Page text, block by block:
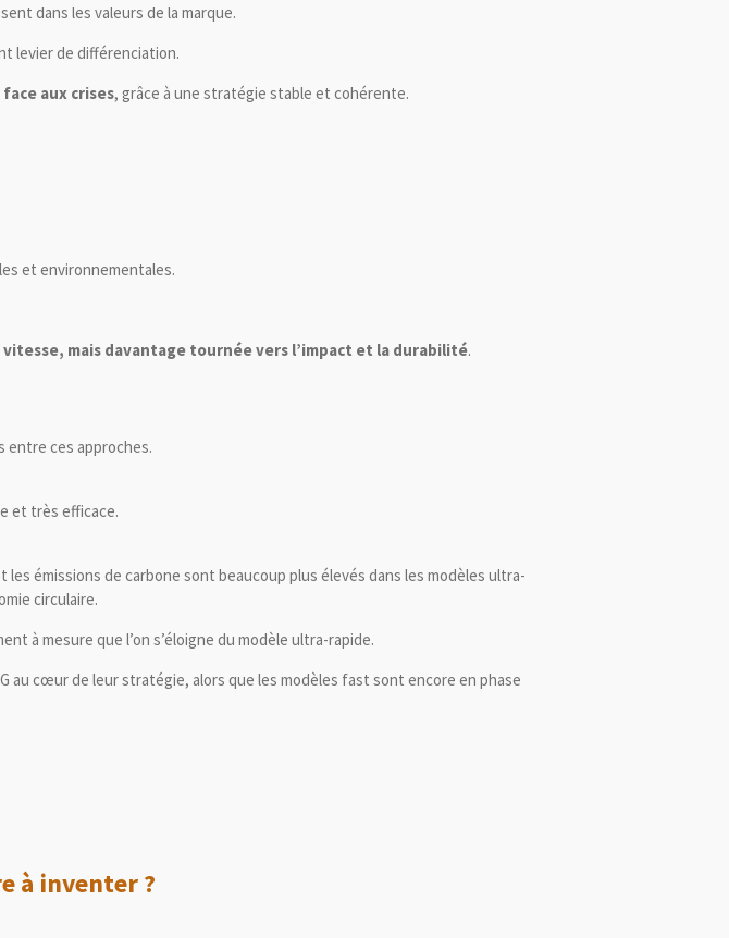
dans les valeurs de la marque.
levier de différenciation.
aux crises, grâce à une stratégie stable et cohérente.
et environnementales.
mais davantage tournée vers l’impact et la durabilité.
entre ces approches.
et très efficace.
émissions de carbone sont beaucoup plus élevés dans les modèles ultra-
circulaire.
à mesure que l’on s’éloigne du modèle ultra-rapide.
au cœur de leur stratégie, alors que les modèles fast sont encore en phase
à inventer ?